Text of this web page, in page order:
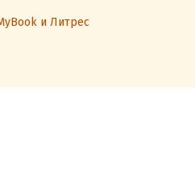
и Литрес